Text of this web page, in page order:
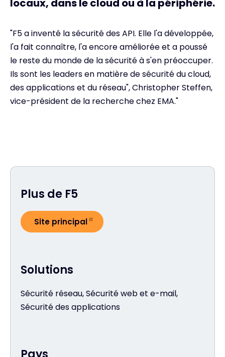
locaux, dans le cloud ou à la périphérie.
"F5 a inventé la sécurité des API. Elle l'a développée,
l'a fait connaître, l'a encore améliorée et a poussé
le reste du monde de la sécurité à s'en préoccuper.
Ils sont les leaders en matière de sécurité du cloud,
des applications et du réseau", Christopher Steffen,
vice-président de la recherche chez EMA."
Solutions
Sécurité réseau, Sécurité web et e-mail,
Sécurité des applications
Plus de F5
Site principal